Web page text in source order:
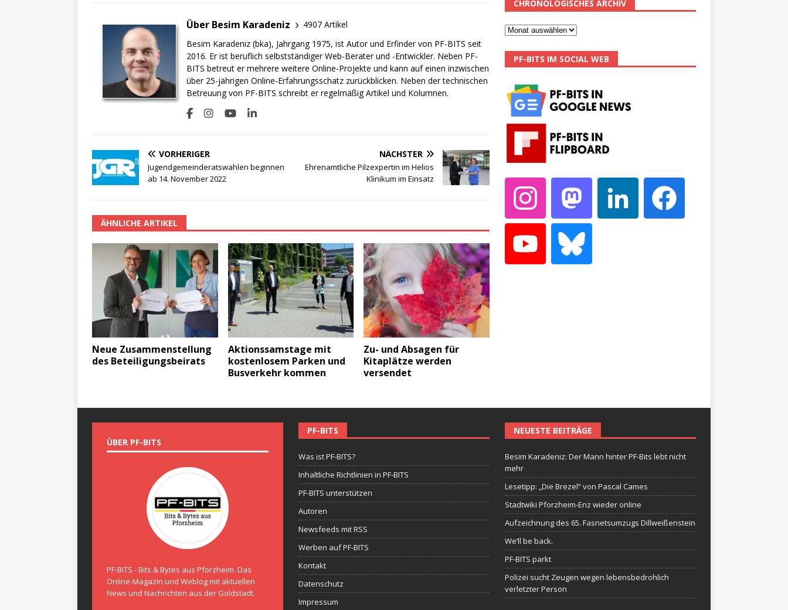
Über Besim Karadeniz
4907 Artikel
Besim Karadeniz (bka), Jahrgang 1975, ist Autor und Erfinder von PF-BITS seit
2016. Er ist beruflich selbstständiger Web-Berater und -Entwickler. Neben PF-
BITS betreut er mehrere weitere Online-Projekte und kann auf einen inzwischen
über 25-jährigen Online-Erfahrungsschatz zurückblicken. Neben der technischen
Betreuung von PF-BITS schreibt er regelmäßig Artikel und Kolumnen.
VORHERIGER
Jugendgemeinderatswahlen beginnen
ab 14. November 2022
NÄCHSTER
Ehrenamtliche Pilzexpertin im Helios
Klinikum im Einsatz
ÄHNLICHE ARTIKEL
Neue Zusammenstellung
des Beteiligungsbeirats
Aktionssamstage mit
kostenlosem Parken und
Busverkehr kommen
Zu- und Absagen für
Kitaplätze werden
versendet
CHRONOLOGISCHES ARCHIV
PF-BITS IM SOCIAL WEB
ÜBER PF-BITS
PF-BITS - Bits & Bytes aus Pforzheim. Das
Online-Magazin und Weblog mit aktuellen
News und Nachrichten aus der Goldstadt.
PF-BITS
Was ist PF-BITS?
Inhaltliche Richtlinien in PF-BITS
PF-BITS unterstützen
Autoren
Newsfeeds mit RSS
Werben auf PF-BITS
Kontakt
Datenschutz
Impressum
NEUESTE BEITRÄGE
Besim Karadeniz: Der Mann hinter PF-Bits lebt nicht
mehr
Lesetipp: „Die Brezel“ von Pascal Cames
Stadtwiki Pforzheim-Enz wieder online
Aufzeichnung des 65. Fasnetsumzugs Dillweißenstein
We’ll be back.
PF-BITS parkt
Polizei sucht Zeugen wegen lebensbedrohlich
verletzter Person